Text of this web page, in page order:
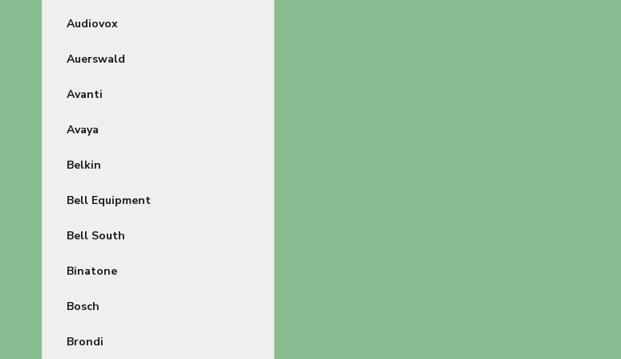
Audiovox
Auerswald
Avanti
Avaya
Belkin
Bell Equipment
Bell South
Binatone
Bosch
Brondi